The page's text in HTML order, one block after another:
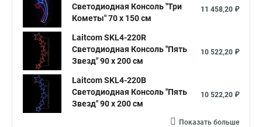
Светодиодная Консоль "Три
Кометы" 70 x 150 см
11 458,20 ₽
Laitcom SKL4-220R
Светодиодная Консоль "Пять
Звезд" 90 x 200 см
10 522,20 ₽
Laitcom SKL4-220B
Светодиодная Консоль "Пять
Звезд" 90 x 200 см
10 522,20 ₽
Показать больше